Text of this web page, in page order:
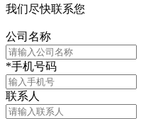
我们尽快联系您
公司名称
*手机号码
联系人